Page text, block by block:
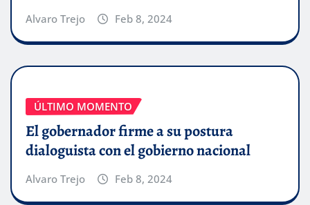
Alvaro Trejo Feb 8, 2024
ÚLTIMO MOMENTO
El gobernador firme a su postura
dialoguista con el gobierno nacional
Alvaro Trejo Feb 8, 2024